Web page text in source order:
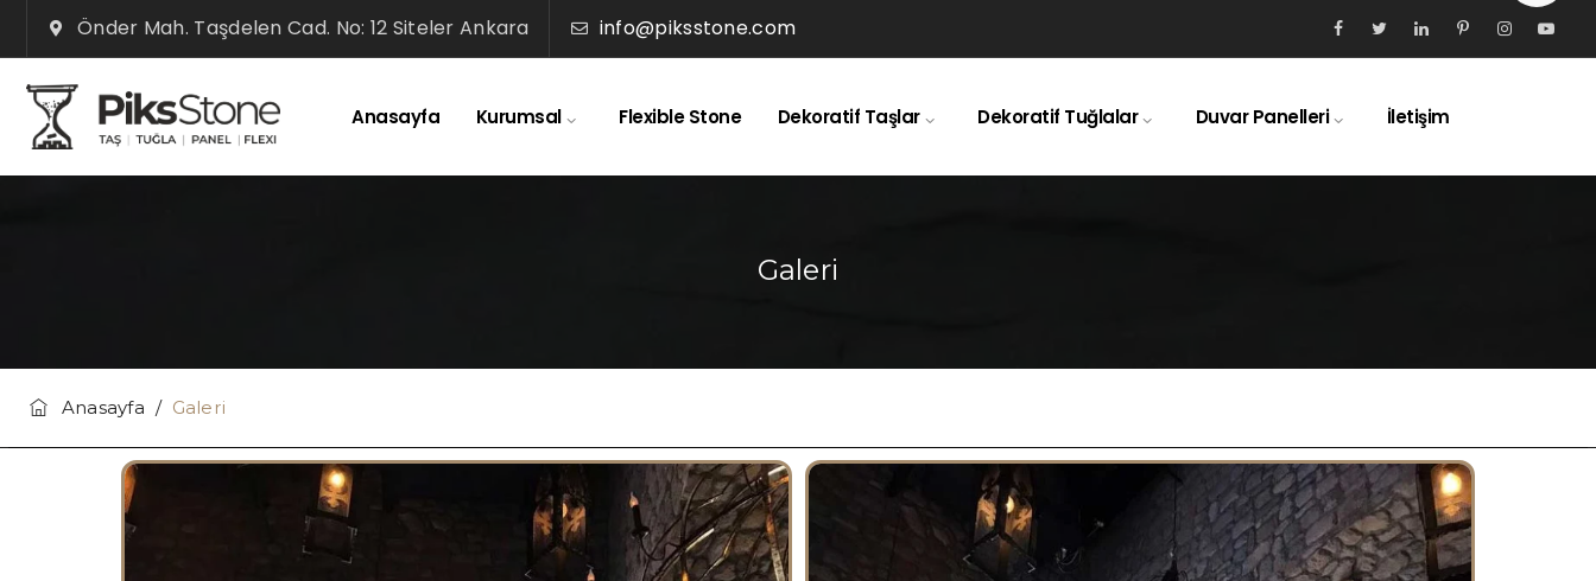
Önder Mah. Taşdelen Cad. No: 12 Siteler Ankara info@piksstone.com
Anasayfa Kurumsal Flexible Stone Dekoratif Taşlar Dekoratif Tuğlalar Duvar Panelleri İletişim
Galeri
Anasayfa / Galeri